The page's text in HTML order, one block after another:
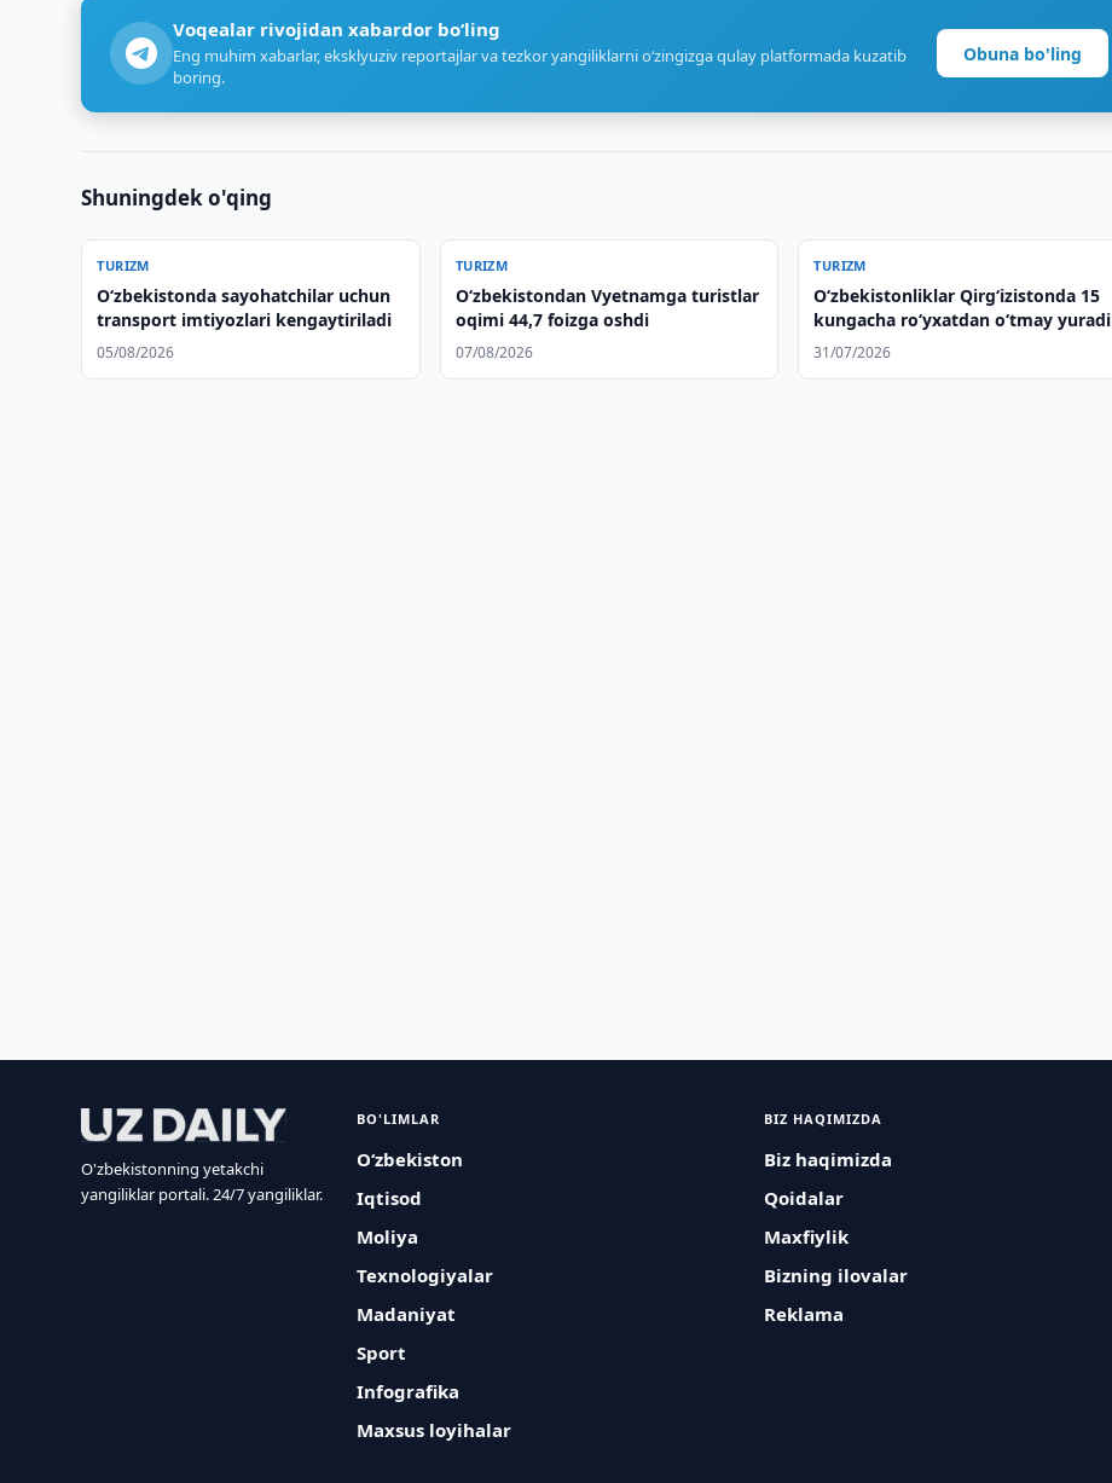
Voqealar rivojidan xabardor bo‘ling
Eng muhim xabarlar, eksklyuziv reportajlar va tezkor yangiliklarni o‘zingizga qulay platformada kuzatib
boring.
Obuna bo'ling
Shuningdek o'qing
TURIZM
Oʻzbekistonda sayohatchilar uchun
transport imtiyozlari kengaytiriladi
05/08/2026
TURIZM
O‘zbekistondan Vyetnamga turistlar
oqimi 44,7 foizga oshdi
07/08/2026
TURIZM
O‘zbekistonliklar Qirg‘izistonda 15
kungacha ro‘yxatdan o‘tmay yuradi
31/07/2026
O'zbekistonning yetakchi
yangiliklar portali. 24/7 yangiliklar.
BO'LIMLAR
O‘zbekiston
Iqtisod
Moliya
Texnologiyalar
Madaniyat
Sport
Infografika
Maxsus loyihalar
BIZ HAQIMIZDA
Biz haqimizda
Qoidalar
Maxfiylik
Bizning ilovalar
Reklama